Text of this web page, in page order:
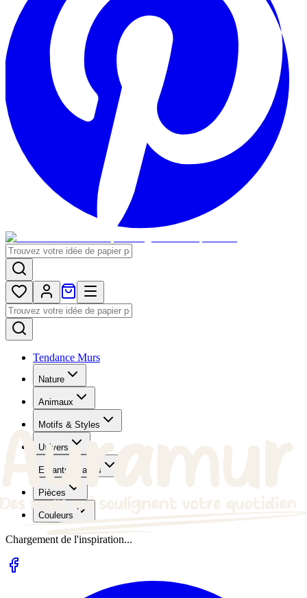
Tendance Murs
Nature
Animaux
Motifs & Styles
Univers
Enfants et ados
Pièces
Couleurs
Chargement de l'inspiration...